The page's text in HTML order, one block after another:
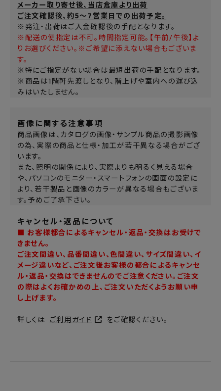
メーカー取り寄せ後、当店倉庫より出荷
ご注文確認後、約5～7営業日での出荷予定。
※発注・出荷はご入金確認後の手配となります。
※配送の便指定は不可。時間指定可能。【午前/午後】よ
りお選びください。※ご希望に添えない場合もございま
す。
※特にご指定がない場合は最短出荷の手配となります。
※商品は1階軒先渡しとなり、階上げや室内への運び込
みはいたしません。
画像に関する注意事項
商品画像は、カタログの画像・サンプル商品の撮影画像
の為、実際の商品と仕様・加工が若干異なる場合がござ
います。
また、照明の関係により、実際よりも明るく見える場合
や、パソコンのモニター・スマートフォンの画面の設定に
より、若干製品と画像のカラーが異なる場合もございま
す。予めご了承下さい。
キャンセル・返品について
■ お客様都合によるキャンセル・返品・交換はお受けで
きません。
ご注文間違い、品番間違い、色間違い、サイズ間違い、イ
メージ違いなど、ご注文後お客様の都合によるキャンセ
ル・返品・交換はできませんのでご注意ください。ご注文
の際はよくお確かめの上、ご注文いただくようお願い申
し上げます。
詳しくは ご利用ガイド をご確認ください。